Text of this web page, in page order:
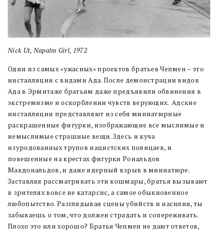
Nick Ut, Napalm Girl, 1972
Один из самых «ужасных» проектов братьев Чепмен – это
инсталляции с видами Ада. После демонстрации видов
Ада в Эрмитаже братьям даже предъявили обвинения в
экстремизме и оскорблении чувств верующих. Адские
инсталляции представляют из себя миниатюрные
раскрашенные фигурки, изображающие все мыслимые и
немыслимые страшные вещи. Здесь и куча
изуродованных трупов нацистских полицаев, и
повешенные на крестах фигурки Рональдов
Макдональдов, и даже ядерный взрыв в миниатюре.
Заставляя рассматривать эти кошмары, братья вызывают
в зрителях вовсе не катарсис, а самое обыкновенное
любопытство. Разглядывая сцены убийств и насилия, ты
забываешь о том, что должен страдать и сопереживать.
Плохо это или хорошо? Братья Чепмен не дают ответов,